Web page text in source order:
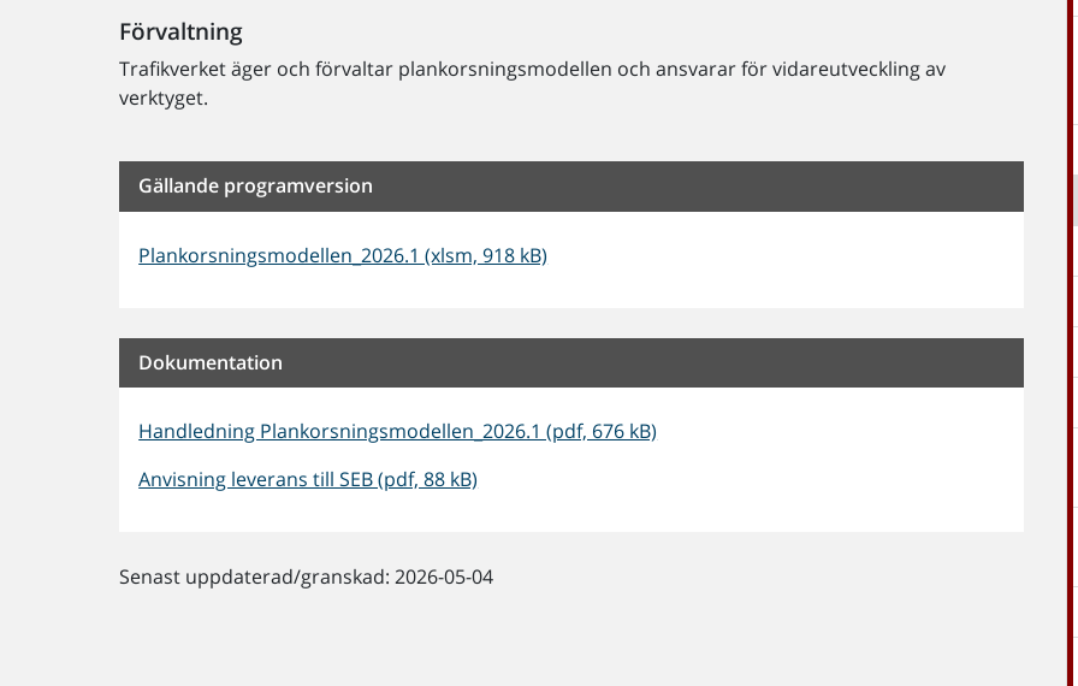
Förvaltning
Trafikverket äger och förvaltar plankorsningsmodellen och ansvarar för vidareutveckling av
verktyget.
Gällande programversion
Plankorsningsmodellen_2026.1 (xlsm, 918 kB)
Dokumentation
Handledning Plankorsningsmodellen_2026.1 (pdf, 676 kB)
Anvisning leverans till SEB (pdf, 88 kB)
Senast uppdaterad/granskad: 2026-05-04